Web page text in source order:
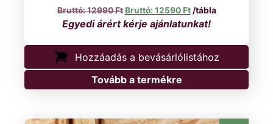
12990Ft Original price was: 12990 Ft.
12590 FtCurrent price is:
/tábla
Hozzáadás a bevásárlólistához
Tovább a termékre